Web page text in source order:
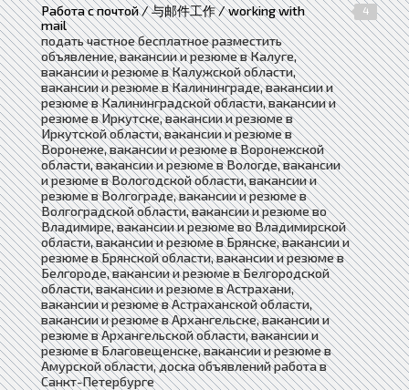
Работа с почтой / 与邮件工作 / working with
mail
4
подать частное бесплатное разместить
объявление, вакансии и резюме в Калуге,
вакансии и резюме в Калужской области,
вакансии и резюме в Калининграде, вакансии и
резюме в Калининградской области, вакансии и
резюме в Иркутске, вакансии и резюме в
Иркутской области, вакансии и резюме в
Воронеже, вакансии и резюме в Воронежской
области, вакансии и резюме в Вологде, вакансии
и резюме в Вологодской области, вакансии и
резюме в Волгограде, вакансии и резюме в
Волгоградской области, вакансии и резюме во
Владимире, вакансии и резюме во Владимирской
области, вакансии и резюме в Брянске, вакансии и
резюме в Брянской области, вакансии и резюме в
Белгороде, вакансии и резюме в Белгородской
области, вакансии и резюме в Астрахани,
вакансии и резюме в Астраханской области,
вакансии и резюме в Архангельске, вакансии и
резюме в Архангельской области, вакансии и
резюме в Благовещенске, вакансии и резюме в
Амурской области, доска объявлений работа в
Санкт-Петербурге